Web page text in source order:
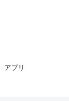
アプリ